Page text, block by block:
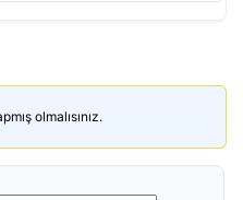
olmalısınız.